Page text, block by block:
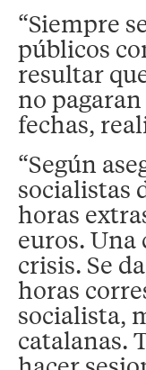
“Siempre
públicos
resultar
no
fechas,
“Según
socialistas
horas
euros. Una
crisis. Se
horas
socialista,
catalanas.